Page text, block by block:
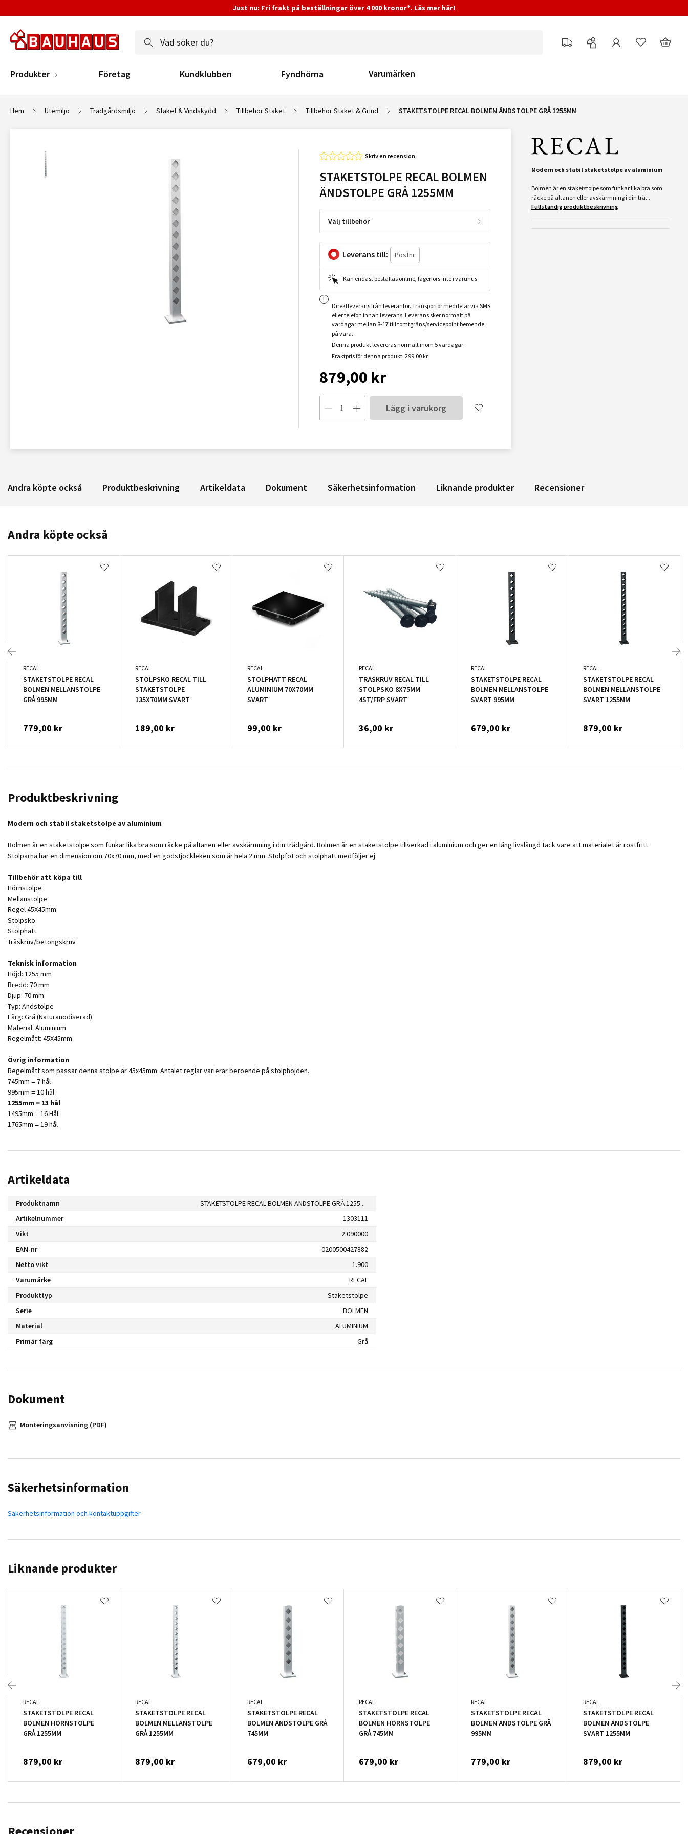
Just nu: Fri frakt på beställningar över 4 000 kronor*. Läs mer här!
Produkter Företag Kundklubben Fyndhörna Varumärken
Hem Utemiljö Trädgårdsmiljö Staket & Vindskydd Tillbehör Staket Tillbehör Staket & Grind STAKETSTOLPE RECAL BOLMEN ÄNDSTOLPE GRÅ 1255MM
Skriv en recension
STAKETSTOLPE RECAL BOLMEN
ÄNDSTOLPE GRÅ 1255MM
Välj tillbehör
Leverans till:
Kan endast beställas online, lagerförs inte i varuhus
Direktleverans från leverantör. Transportör meddelar via SMS
eller telefon innan leverans. Leverans sker normalt på
vardagar mellan 8-17 till tomtgräns/servicepoint beroende
på vara.
Denna produkt levereras normalt inom 5 vardagar
Fraktpris för denna produkt: 299,00 kr
879,00 kr
Lägg i varukorg
Modern och stabil staketstolpe av aluminium
Bolmen är en staketstolpe som funkar lika bra som
räcke på altanen eller avskärmning i din trä...
Fullständig produktbeskrivning
Andra köpte också Produktbeskrivning Artikeldata Dokument Säkerhetsinformation Liknande produkter Recensioner
Andra köpte också
RECAL
STAKETSTOLPE RECAL
BOLMEN MELLANSTOLPE
GRÅ 995MM
779,00 kr
RECAL
STOLPSKO RECAL TILL
STAKETSTOLPE
135X70MM SVART
189,00 kr
RECAL
STOLPHATT RECAL
ALUMINIUM 70X70MM
SVART
99,00 kr
RECAL
TRÄSKRUV RECAL TILL
STOLPSKO 8X75MM
4ST/FRP SVART
36,00 kr
RECAL
STAKETSTOLPE RECAL
BOLMEN MELLANSTOLPE
SVART 995MM
679,00 kr
RECAL
STAKETSTOLPE RECAL
BOLMEN MELLANSTOLPE
SVART 1255MM
879,00 kr
Produktbeskrivning
Modern och stabil staketstolpe av aluminium
Bolmen är en staketstolpe som funkar lika bra som räcke på altanen eller avskärmning i din trädgård. Bolmen är en staketstolpe tillverkad i aluminium och ger en lång livslängd tack vare att materialet är rostfritt.
Stolparna har en dimension om 70x70 mm, med en godstjockleken som är hela 2 mm. Stolpfot och stolphatt medföljer ej.
Tillbehör att köpa till
Hörnstolpe
Mellanstolpe
Regel 45X45mm
Stolpsko
Stolphatt
Träskruv/betongskruv
Teknisk information
Höjd: 1255 mm
Bredd: 70 mm
Djup: 70 mm
Typ: Ändstolpe
Färg: Grå (Naturanodiserad)
Material: Aluminium
Regelmått: 45X45mm
Övrig information
Regelmått som passar denna stolpe är 45x45mm. Antalet reglar varierar beroende på stolphöjden.
745mm = 7 hål
995mm = 10 hål
1255mm = 13 hål
1495mm = 16 Hål
1765mm = 19 hål
Artikeldata
Produktnamn
STAKETSTOLPE RECAL BOLMEN ÄNDSTOLPE GRÅ 1255MM
Artikelnummer
1303111
Vikt
2.090000
EAN-nr
0200500427882
Netto vikt
1.900
Varumärke
RECAL
Produkttyp
Staketstolpe
Serie
BOLMEN
Material
ALUMINIUM
Primär färg
Grå
Dokument
Monteringsanvisning (PDF)
Säkerhetsinformation
Säkerhetsinformation och kontaktuppgifter
Liknande produkter
RECAL
STAKETSTOLPE RECAL
BOLMEN HÖRNSTOLPE
GRÅ 1255MM
879,00 kr
RECAL
STAKETSTOLPE RECAL
BOLMEN MELLANSTOLPE
GRÅ 1255MM
879,00 kr
RECAL
STAKETSTOLPE RECAL
BOLMEN ÄNDSTOLPE GRÅ
745MM
679,00 kr
RECAL
STAKETSTOLPE RECAL
BOLMEN HÖRNSTOLPE
GRÅ 745MM
679,00 kr
RECAL
STAKETSTOLPE RECAL
BOLMEN ÄNDSTOLPE GRÅ
995MM
779,00 kr
RECAL
STAKETSTOLPE RECAL
BOLMEN ÄNDSTOLPE
SVART 1255MM
879,00 kr